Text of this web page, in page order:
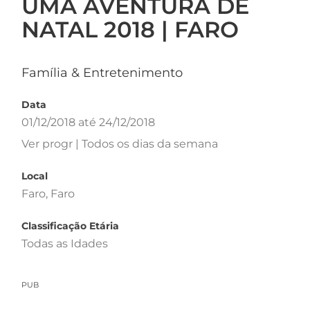
UMA AVENTURA DE
NATAL 2018 | FARO
Família & Entretenimento
Data
01/12/2018 até 24/12/2018
Ver progr | Todos os dias da semana
Local
Faro, Faro
Classificação Etária
Todas as Idades
PUB